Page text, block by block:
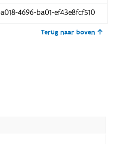
4696-ba01-ef43e8fcf510
Terug naar boven